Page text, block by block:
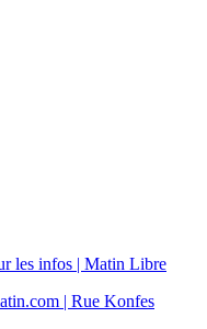
les infos | Matin Libre